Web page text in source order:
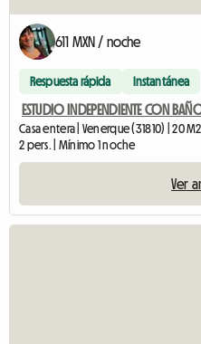
611 MXN / noche
Respuesta rápida Instantánea
ESTUDIO INDEPENDIENTE CON
Casa entera | Venerque (31810) | 20 M2
2 pers. | Mínimo 1 noche
Ver